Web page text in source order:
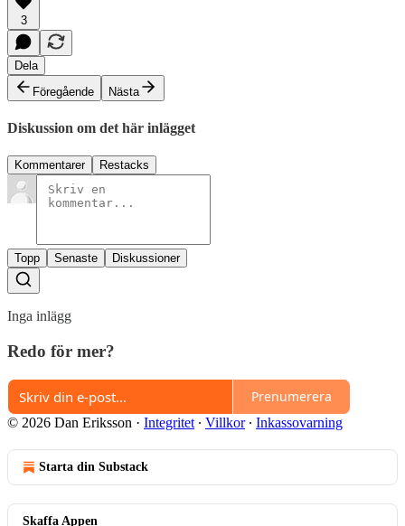
3
Dela
Föregående
Nästa
Diskussion om det här inlägget
Kommentarer Restacks
Topp Senaste Diskussioner
Inga inlägg
Redo för mer?
Prenumerera
© 2026 Dan Eriksson · Integritet ∙ Villkor∙ Inkassovarning
Starta din Substack
Skaffa Appen